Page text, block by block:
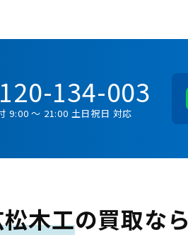
134-003
9:00 ～ 21:00 土日祝日 対応
木工の買取なら